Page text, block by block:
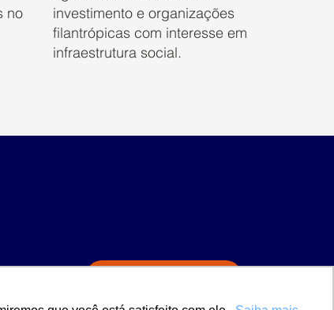
no
investimento e organizações
filantrópicas com interesse em
infraestrutura social.